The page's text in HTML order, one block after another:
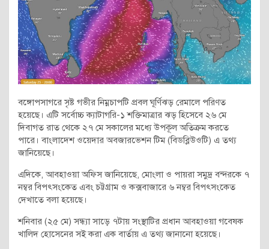
বঙ্গোপসাগরে সৃষ্ট গভীর নিম্নচাপটি প্রবল ঘূর্ণিঝড় রেমালে পরিণত
হয়েছে। এটি সর্বোচ্চ ক্যাটাগরি-১ শক্তিমাত্রার ঝড় হিসেবে ২৬ মে
দিবাগত রাত থেকে ২৭ মে সকালের মধ্যে উপকূল অতিক্রম করতে
পারে। বাংলাদেশ ওয়েদার অবজারভেশন টিম (বিডব্লিউওটি) এ তথ্য
জানিয়েছে।
এদিকে, আবহাওয়া অফিস জানিয়েছে, মোংলা ও পায়রা সমুদ্র বন্দরকে ৭
নম্বর বিপৎসংকেত এবং চট্টগ্রাম ও কক্সবাজারে ৬ নম্বর বিপৎসংকেত
দেখাতে বলা হয়েছে।
শনিবার (২৫ মে) সন্ধ্যা সাড়ে ৭টায় সংস্থাটির প্রধান আবহাওয়া গবেষক
খালিদ হোসেনের সই করা এক বার্তায় এ তথ্য জানানো হয়েছে।